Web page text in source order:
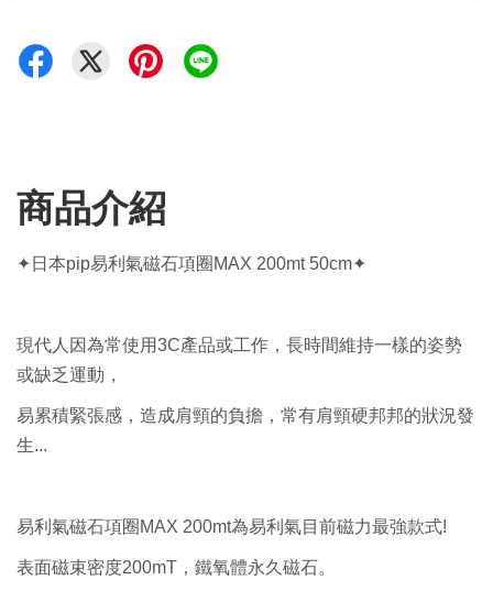
商品介紹
✦日本pip易利氣磁石項圈MAX 200mt 50cm✦
現代人因為常使用3C產品或工作，長時間維持一樣的姿勢
或缺乏運動，
易累積緊張感，造成肩頸的負擔，常有肩頸硬邦邦的狀況發
生...
易利氣磁石項圈MAX 200mt為易利氣目前磁力最強款式!
表面磁束密度200mT，鐵氧體永久磁石。